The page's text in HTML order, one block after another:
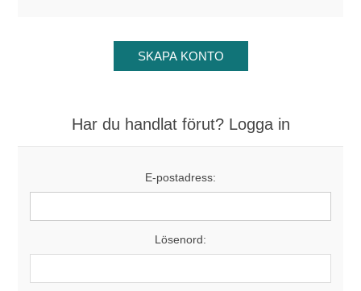
Har du handlat förut? Logga in
E-postadress:
Lösenord: